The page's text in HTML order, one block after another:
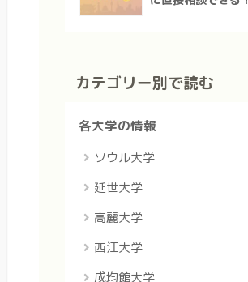
カテゴリー別で読む
各大学の情報
ソウル大学
延世大学
高麗大学
西江大学
成均館大学